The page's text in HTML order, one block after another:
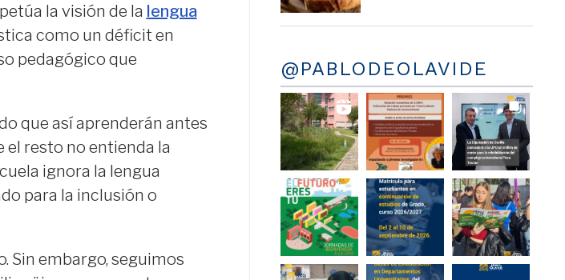
la visión de la lengua
como un déficit en
pedagógico que
que así aprenderán antes
el resto no entienda la
ignora la lengua
para la inclusión o
Sin embargo, seguimos
@PABLODEOLAVIDE